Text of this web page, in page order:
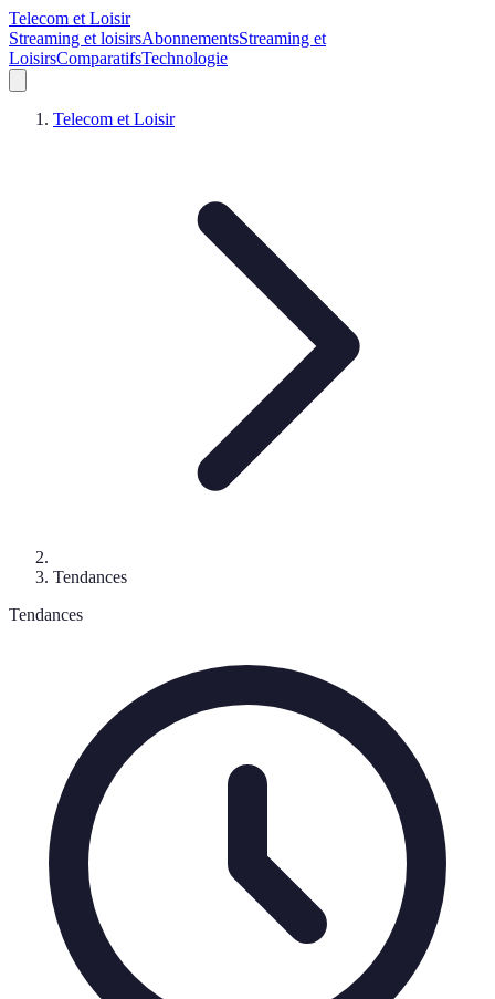
Telecom et Loisir
Streaming et loisirsAbonnementsStreaming et
LoisirsComparatifsTechnologie
Telecom et Loisir
Tendances
Tendances